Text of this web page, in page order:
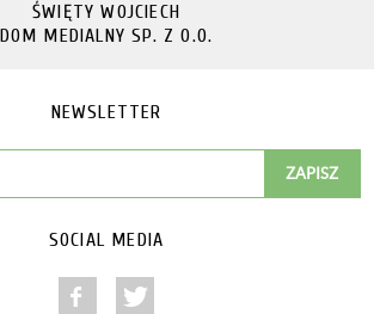
ŚWIĘTY WOJCIECH
DOM MEDIALNY SP. Z O.O.
NEWSLETTER
SOCIAL MEDIA